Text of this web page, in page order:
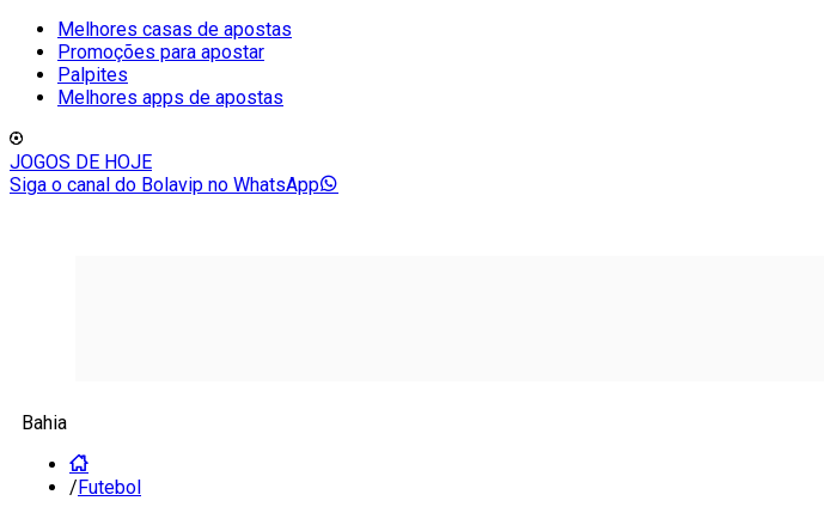
Melhores casas de apostas
Promoções para apostar
Palpites
Melhores apps de apostas
JOGOS DE HOJE
Siga o canal do Bolavip no WhatsApp
Bahia
/Futebol